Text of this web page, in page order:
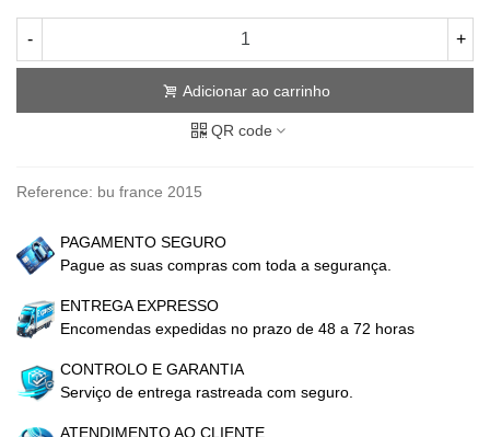
- +
Adicionar ao carrinho
QR code
Reference: bu france 2015
PAGAMENTO SEGURO
Pague as suas compras com toda a segurança.
ENTREGA EXPRESSO
Encomendas expedidas no prazo de 48 a 72 horas
CONTROLO E GARANTIA
Serviço de entrega rastreada com seguro.
ATENDIMENTO AO CLIENTE